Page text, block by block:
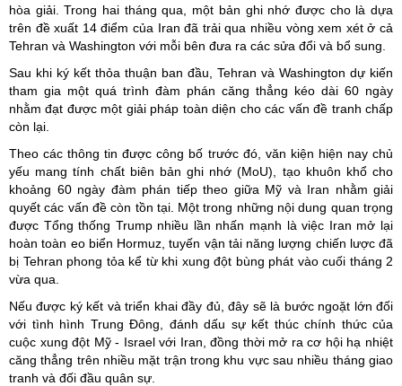
hòa giải. Trong hai tháng qua, một bản ghi nhớ được cho là dựa
trên đề xuất 14 điểm của Iran đã trải qua nhiều vòng xem xét ở cả
Tehran và Washington với mỗi bên đưa ra các sửa đổi và bổ sung.
Sau khi ký kết thỏa thuận ban đầu, Tehran và Washington dự kiến
tham gia một quá trình đàm phán căng thẳng kéo dài 60 ngày
nhằm đạt được một giải pháp toàn diện cho các vấn đề tranh chấp
còn lại.
Theo các thông tin được công bố trước đó, văn kiện hiện nay chủ
yếu mang tính chất biên bản ghi nhớ (MoU), tạo khuôn khổ cho
khoảng 60 ngày đàm phán tiếp theo giữa Mỹ và Iran nhằm giải
quyết các vấn đề còn tồn tại. Một trong những nội dung quan trọng
được Tổng thống Trump nhiều lần nhấn mạnh là việc Iran mở lại
hoàn toàn eo biển Hormuz, tuyến vận tải năng lượng chiến lược đã
bị Tehran phong tỏa kể từ khi xung đột bùng phát vào cuối tháng 2
vừa qua.
Nếu được ký kết và triển khai đầy đủ, đây sẽ là bước ngoặt lớn đối
với tình hình Trung Đông, đánh dấu sự kết thúc chính thức của
cuộc xung đột Mỹ - Israel với Iran, đồng thời mở ra cơ hội hạ nhiệt
căng thẳng trên nhiều mặt trận trong khu vực sau nhiều tháng giao
tranh và đối đầu quân sự.